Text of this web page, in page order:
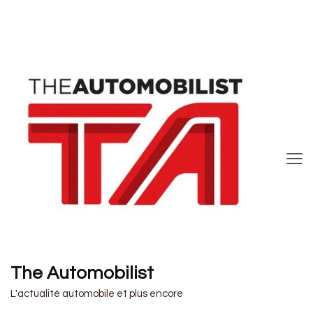
The Automobilist
L'actualité automobile et plus encore